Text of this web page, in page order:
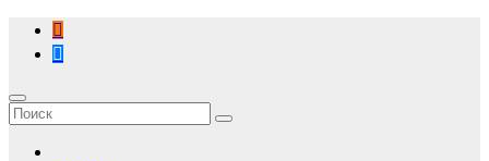
Перейти
содержимому